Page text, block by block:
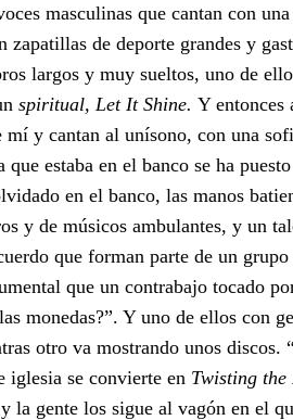
masculinas que cantan con
zapatillas de deporte grandes y
largos y muy sueltos, uno de
spiritual, Let It Shine. Y entonces
mí y cantan al unísono, con una
que estaba en el banco se ha
en el banco, las manos
y de músicos ambulantes, y un
que forman parte de un
que un contrabajo tocado
monedas?”. Y uno de ellos con
otro va mostrando unos
iglesia se convierte en Twisting the
la gente los sigue al vagón en el